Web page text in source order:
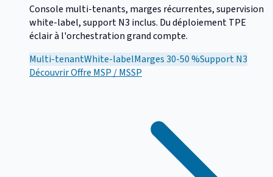
Console multi-tenants, marges récurrentes, supervision
white-label, support N3 inclus. Du déploiement TPE
éclair à l'orchestration grand compte.
Multi-tenantWhite-labelMarges 30-50 %Support N3
DécouvrirOffre MSP / MSSP